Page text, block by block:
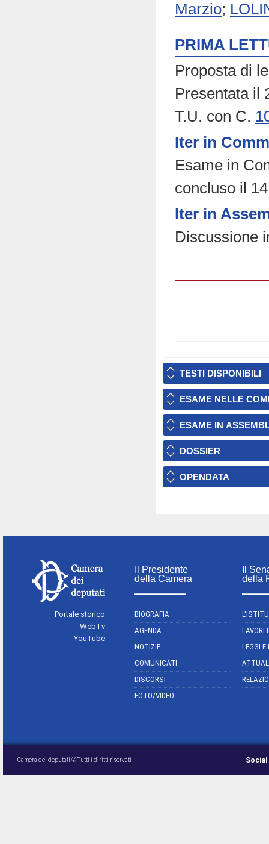
Marzio;
PRIMA
Proposta di
Presentata il
T.U. con C.
Iter in
Esame in
concluso il
Iter in
Discussione
TESTI DISPONIBILI
ESAME NELLE
ESAME IN
DOSSIER
OPENDATA
Portale storico
WebTv
YouTube
Il Presidente
della Camera
BIOGRAFIA
AGENDA
NOTIZIE
COMUNICATI
DISCORSI
FOTO/VIDEO
Il
della
LAVORI
LEGGI
Camera dei deputati © Tutti i diritti riservati Social